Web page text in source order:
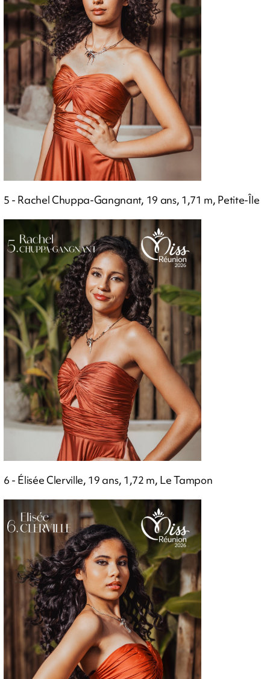
5 - Rachel Chuppa-Gangnant, 19 ans, 1,71 m, Petite-Île
6 - Élisée Clerville, 19 ans, 1,72 m, Le Tampon